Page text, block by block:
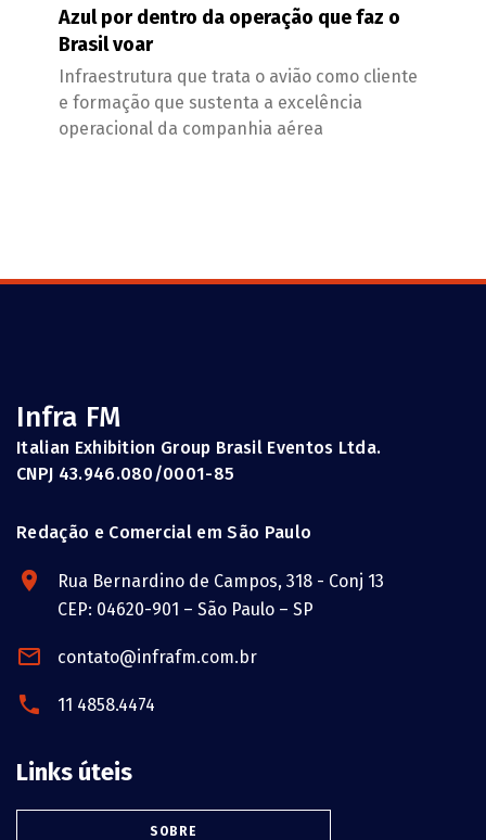
Azul por dentro da operação que faz o
Brasil voar
Infraestrutura que trata o avião como cliente
e formação que sustenta a excelência
operacional da companhia aérea
Infra FM
Italian Exhibition Group Brasil Eventos Ltda.
CNPJ 43.946.080/0001-85
Redação e Comercial em São Paulo
Rua Bernardino de Campos, 318 - Conj 13
CEP: 04620-901 – São Paulo – SP
contato@infrafm.com.br
11 4858.4474
Links úteis
SOBRE